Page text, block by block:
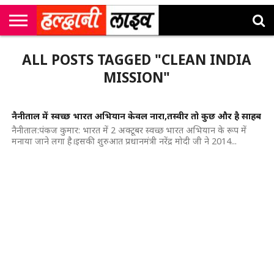
सी
एम
कॉर्नर
उत्तराखंड
न्यूज़
खेल
मनोरंजन
सम्पादकीय
जॉब
अलर्ट्स
ALL POSTS TAGGED "CLEAN INDIA
MISSION"
नैनीताल में स्वच्छ भारत अभियान केवल नारा,तस्वीर तो कुछ और है साहब
​नैनीताल:पंकज कुमार: भारत में 2 अक्टूबर स्वच्छ भारत अभियान के रूप में
मनाया जाने लगा है।इसकी शुरुआत प्रधानमंत्री नरेंद्र मोदी जी ने 2014...